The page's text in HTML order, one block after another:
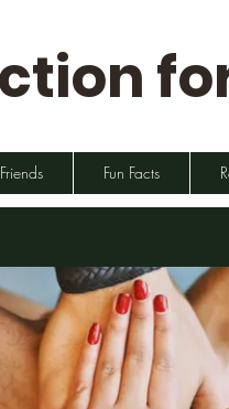
Fun Facts